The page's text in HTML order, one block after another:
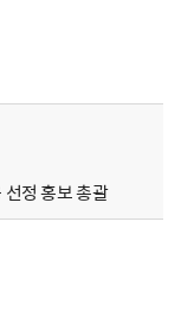
정 홍보 총괄